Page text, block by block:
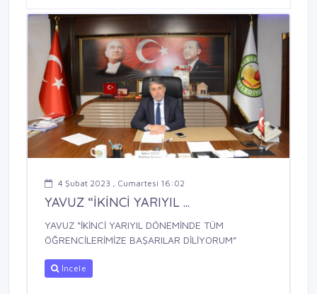
4 Şubat 2023 , Cumartesi 16:02
YAVUZ “İKİNCİ YARIYIL ...
YAVUZ “İKİNCİ YARIYIL DÖNEMİNDE TÜM
ÖĞRENCİLERİMİZE BAŞARILAR DİLİYORUM”
İncele